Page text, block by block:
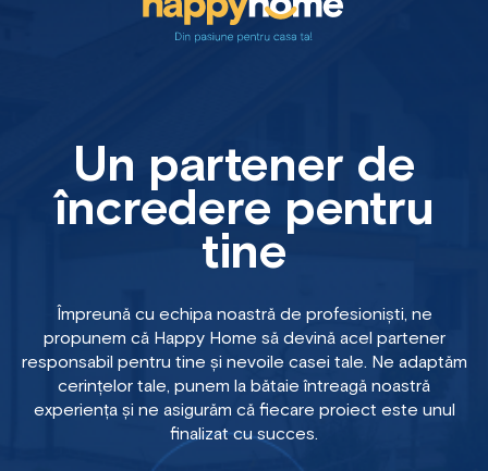
Un partener de
încredere pentru
tine
Împreună cu echipa noastră de profesioniști, ne
propunem că Happy Home să devină acel partener
responsabil pentru tine și nevoile casei tale. Ne adaptăm
cerințelor tale, punem la bătaie întreagă noastră
experiența și ne asigurăm că fiecare proiect este unul
finalizat cu succes.